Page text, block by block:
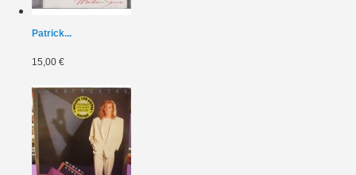
Patrick...
15,00 €